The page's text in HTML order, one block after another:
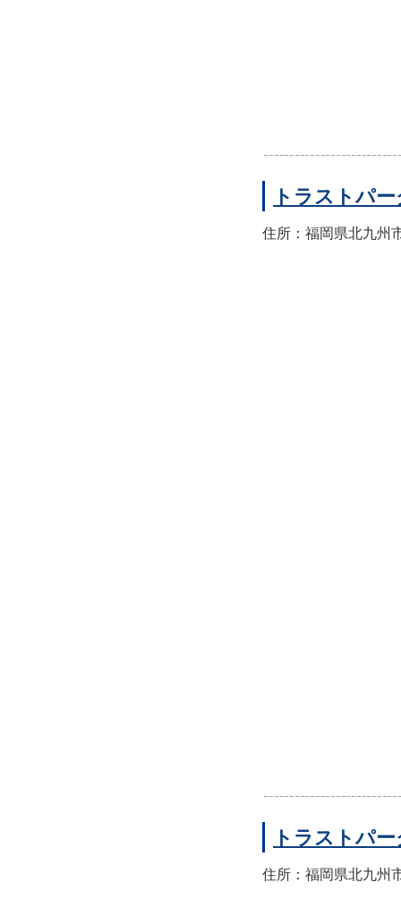
トラストパ
住所：福岡県北九州
トラストパ
住所：福岡県北九州